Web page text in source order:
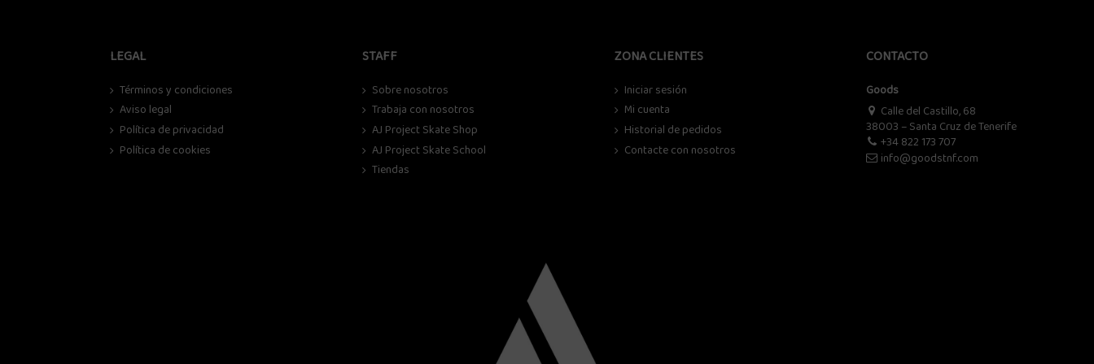
LEGAL
Términos y condiciones
Aviso legal
Política de privacidad
Política de cookies
STAFF
Sobre nosotros
Trabaja con nosotros
AJ Project Skate Shop
AJ Project Skate School
Tiendas
ZONA CLIENTES
Iniciar sesión
Mi cuenta
Historial de pedidos
Contacte con nosotros
CONTACTO
Goods
Calle del Castillo, 68
38003 – Santa Cruz de Tenerife
+34 822 173 707
info@goodstnf.com